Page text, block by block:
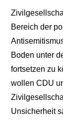
Bereich der
Boden unter
fortsetzen zu
wollen CDU
Unsicherheit